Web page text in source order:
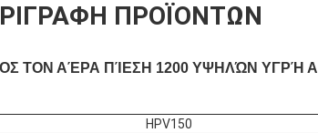
ΠΡΟΪΌΝΤΩΝ
ΤΟΝ ΑΈΡΑ ΠΊΕΣΗ 1200 ΥΨΗΛΏΝ ΥΓΡΉ
HPV150